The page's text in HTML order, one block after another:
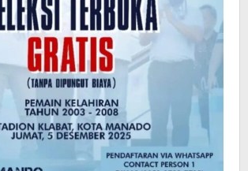
Untuk
Berprestasi
Kancah
Nasional